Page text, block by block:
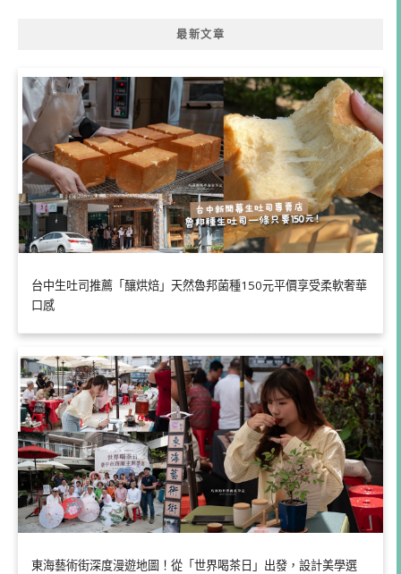
最新文章
台中生吐司推薦「釀烘焙」天然魯邦菌種150元平價享受柔軟奢華
口感
東海藝術街深度漫遊地圖！從「世界喝茶日」出發，設計美學選